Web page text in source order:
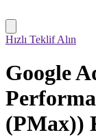
Hızlı Teklif Alın
Google
(PMax))